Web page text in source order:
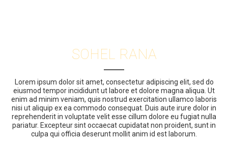
SOHEL RANA
Lorem ipsum dolor sit amet, consectetur adipiscing elit, sed do
eiusmod tempor incididunt ut labore et dolore magna aliqua. Ut
enim ad minim veniam, quis nostrud exercitation ullamco laboris
nisi ut aliquip ex ea commodo consequat. Duis aute irure dolor in
reprehenderit in voluptate velit esse cillum dolore eu fugiat nulla
pariatur. Excepteur sint occaecat cupidatat non proident, sunt in
culpa qui officia deserunt mollit anim id est laborum.